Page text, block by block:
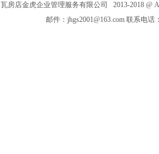
瓦房店金虎企业管理服务有限公司 2013-2018 @
邮件：jhgs2001@163.com 联系电